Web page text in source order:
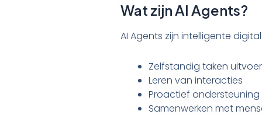
Wat zijn AI Agents?
AI Agents zijn intelligente
Zelfstandig taken
Leren van interacties
Proactief
Samenwerken met